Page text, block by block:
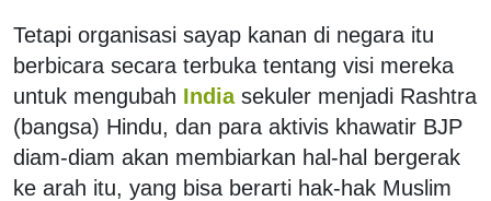
Tetapi organisasi sayap kanan di negara itu
berbicara secara terbuka tentang visi mereka
untuk mengubah India sekuler menjadi Rashtra
(bangsa) Hindu, dan para aktivis khawatir BJP
diam-diam akan membiarkan hal-hal bergerak
ke arah itu, yang bisa berarti hak-hak Muslim